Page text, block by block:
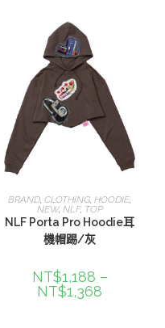
選擇規格
BRAND ,CLOTHING ,HOODIE
NEW, NLF, TOP
NLF Porta Pro Hoodie耳
機帽踢/灰
NT$1,188 –
NT$1,368